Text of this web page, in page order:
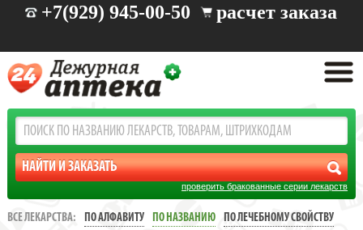
+7(929) 945-00-50 расчет заказа
проверить бракованные серии лекарств
ВСЕ ЛЕКАРСТВА: ПО АЛФАВИТУ ПО НАЗВАНИЮ
ПО ЛЕЧЕБНОМУ СВОЙСТВУ